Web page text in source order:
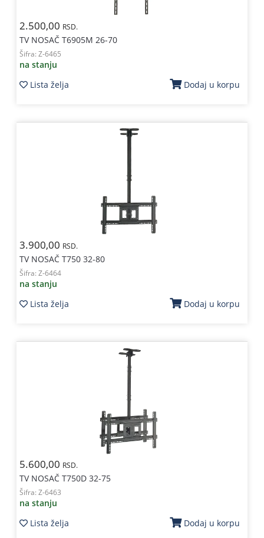
2.500,00 RSD.
TV NOSAČ T6905M 26-70
Šifra: Z-6465
na stanju
Lista želja
Dodaj u korpu
3.900,00 RSD.
TV NOSAČ T750 32-80
Šifra: Z-6464
na stanju
Lista želja
Dodaj u korpu
5.600,00 RSD.
TV NOSAČ T750D 32-75
Šifra: Z-6463
na stanju
Lista želja
Dodaj u korpu